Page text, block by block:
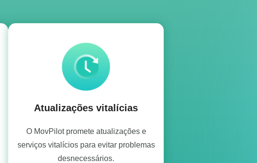
Atualizações vitalícias
O MovPilot promete atualizações e
serviços vitalícios para evitar problemas
desnecessários.